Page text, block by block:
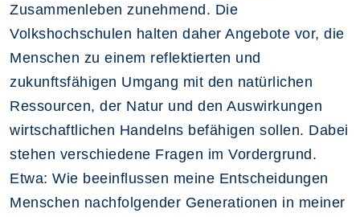
Zusammenleben zunehmend. Die
Volkshochschulen halten daher Angebote vor, die
Menschen zu einem reflektierten und
zukunftsfähigen Umgang mit den natürlichen
Ressourcen, der Natur und den Auswirkungen
wirtschaftlichen Handelns befähigen sollen. Dabei
stehen verschiedene Fragen im Vordergrund.
Etwa: Wie beeinflussen meine Entscheidungen
Menschen nachfolgender Generationen in meiner